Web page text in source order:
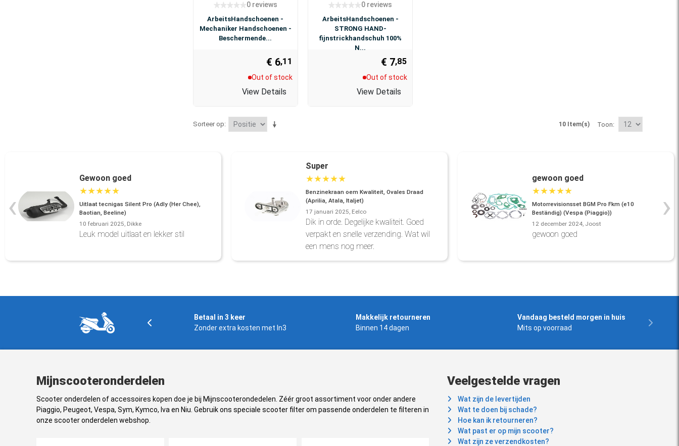
0 reviews
ArbeitsHandschoenen -
Mechaniker Handschoenen -
Beschermende...
€ 6,11
Out of stock
View Details
0 reviews
ArbeitsHandschoenen -
STRONG HAND-
fijnstrickhandschuh 100%
N...
€ 7,85
Out of stock
View Details
Sorteer op 10 Item(s) Toon
Gewoon goed
★★★★★
Uitlaat tecnigas Silent Pro (Adly (Her Chee),
Baotian, Beeline)
10 februari 2025, Dikke
Leuk model uitlaat en lekker stil
Super
★★★★★
Benzinekraan oem Kwaliteit, Ovales Draad
(Aprilia, Atala, Italjet)
17 januari 2025, Eelco
Dik in orde. Degelijke kwaliteit. Goed
verpakt en snelle verzending. Wat wil
een mens nog meer.
gewoon goed
★★★★★
Motorrevisionsset BGM Pro Fkm (e10
Beständig) (Vespa (Piaggio))
12 december 2024, Joost
gewoon goed
‹ ›
Gratis verzending
In NL en BE boven € 125,-
Betaal in 3 keer
Zonder extra kosten met In3
Makkelijk retourneren
Binnen 14 dagen
Vandaag besteld morgen in huis
Mits op voorraad
Mijnscooteronderdelen
Scooter onderdelen of accessoires kopen doe je bij Mijnscooterondedelen. Zéér groot assortiment voor onder andere
Piaggio, Peugeot, Vespa, Sym, Kymco, Iva en Niu. Gebruik ons speciale scooter filter om passende onderdelen te filteren in
onze scooter onderdelen webshop.
Veelgestelde vragen
Wat zijn de levertijden
Wat te doen bij schade?
Hoe kan ik retourneren?
Wat past er op mijn scooter?
Wat zijn ze verzendkosten?